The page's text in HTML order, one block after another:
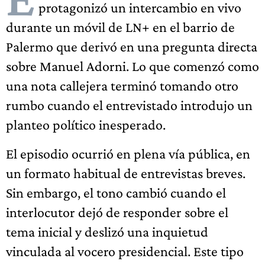
protagonizó un intercambio en vivo
durante un móvil de LN+ en el barrio de
Palermo que derivó en una pregunta directa
sobre Manuel Adorni. Lo que comenzó como
una nota callejera terminó tomando otro
rumbo cuando el entrevistado introdujo un
planteo político inesperado.
El episodio ocurrió en plena vía pública, en
un formato habitual de entrevistas breves.
Sin embargo, el tono cambió cuando el
interlocutor dejó de responder sobre el
tema inicial y deslizó una inquietud
vinculada al vocero presidencial. Este tipo